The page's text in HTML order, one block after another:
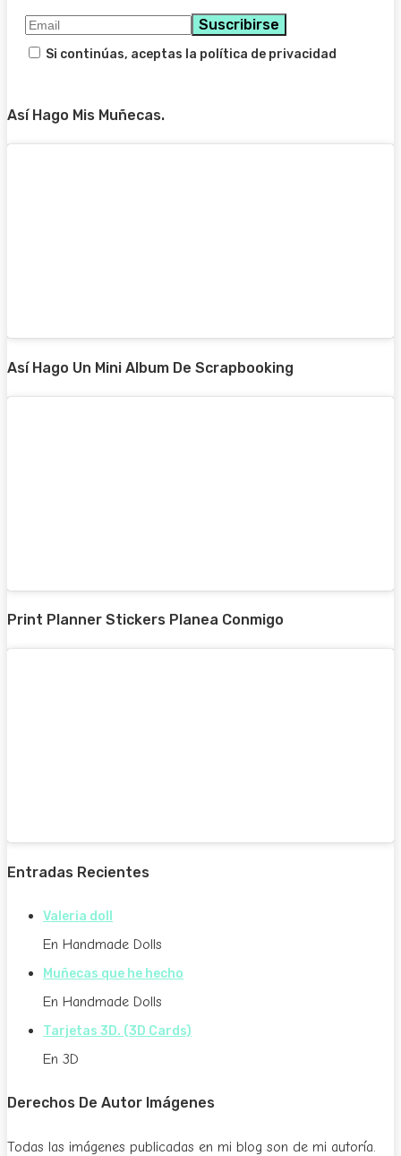
Si continúas, aceptas la política de privacidad
Así Hago Mis Muñecas.
Así Hago Un Mini Album De Scrapbooking
Print Planner Stickers Planea Conmigo
Entradas Recientes
Valeria doll
En Handmade Dolls
Muñecas que he hecho
En Handmade Dolls
Tarjetas 3D. (3D Cards)
En 3D
Derechos De Autor Imágenes
Todas las imágenes publicadas en mi blog son de mi autoría.